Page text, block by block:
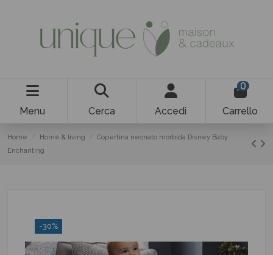
Menu Cerca Accedi
0
Carrello
Home Home & living
Copertina neonato morbida Disney Baby
Enchanting
-30%